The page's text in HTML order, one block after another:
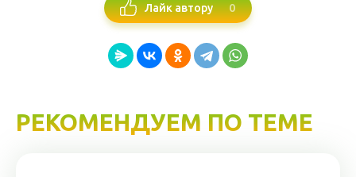
Лайк автору 0
РЕКОМЕНДУЕМ ПО ТЕМЕ